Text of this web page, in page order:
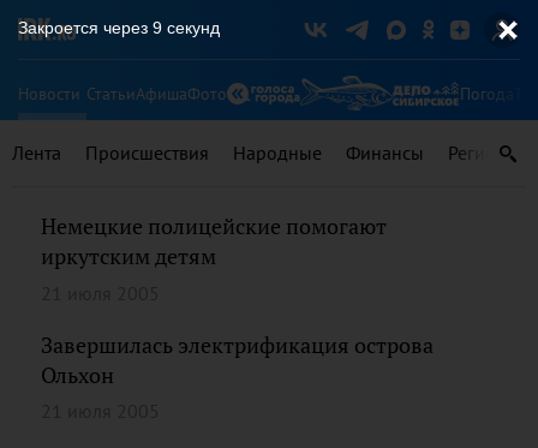
Новости СтатьиАфишаФото Погода
Лента Происшествия Народные Финансы Регионы
Немецкие полицейские помогают
иркутским детям
Завершилась электрификация острова
Ольхон
Закроется через 9 секунд